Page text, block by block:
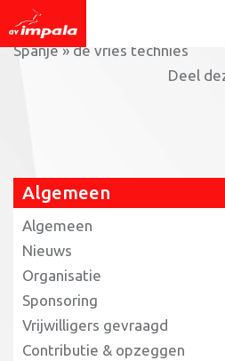
Home»Jeugdtriatleten AV
Spanje»de vries technies
Deel
Algemeen
Algemeen
Nieuws
Organisatie
Sponsoring
Vrijwilligers gevraagd
Contributie & opzeggen